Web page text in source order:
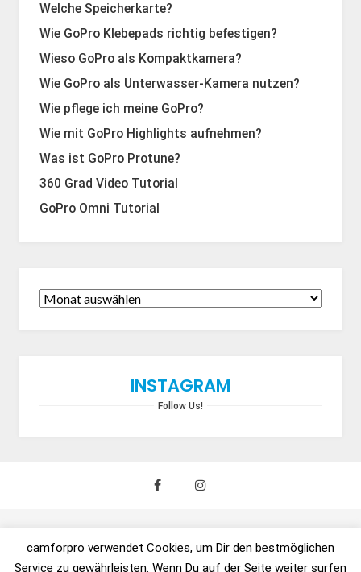
Welche Speicherkarte?
Wie GoPro Klebepads richtig befestigen?
Wieso GoPro als Kompaktkamera?
Wie GoPro als Unterwasser-Kamera nutzen?
Wie pflege ich meine GoPro?
Wie mit GoPro Highlights aufnehmen?
Was ist GoPro Protune?
360 Grad Video Tutorial
GoPro Omni Tutorial
INSTAGRAM
Follow Us!
Copyright © 2021 urban:trends GmbH / camforpro.com -
camforpro verwendet Cookies, um Dir den bestmöglichen
Service zu gewährleisten. Wenn Du auf der Seite weiter surfen